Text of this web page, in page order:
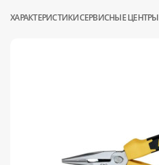
ХАРАКТЕРИСТИКИСЕРВИСНЫЕ ЦЕНТРЫ